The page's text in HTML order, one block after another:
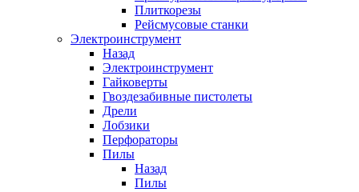
Плиткорезы
Рейсмусовые станки
Электроинструмент
Назад
Электроинструмент
Гайковерты
Гвоздезабивные пистолеты
Дрели
Лобзики
Перфораторы
Пилы
Назад
Пилы